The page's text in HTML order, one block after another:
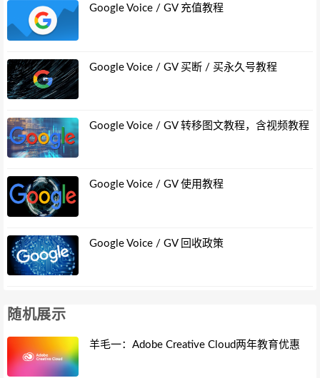
Google Voice / GV 充值教程
Google Voice / GV 买断 / 买永久号教程
Google Voice / GV 转移图文教程，含视频教程
Google Voice / GV 使用教程
Google Voice / GV 回收政策
随机展示
羊毛一：Adobe Creative Cloud两年教育优惠